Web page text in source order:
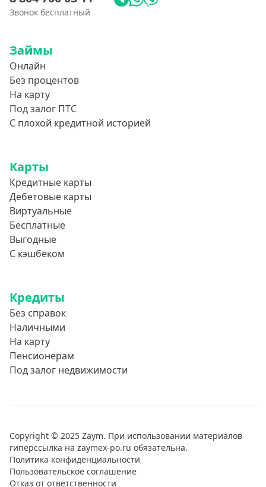
Звонок бесплатный
Займы
Онлайн
Без процентов
На карту
Под залог ПТС
С плохой кредитной историей
Карты
Кредитные карты
Дебетовые карты
Виртуальные
Бесплатные
Выгодные
С кэшбеком
Кредиты
Без справок
Наличными
На карту
Пенсионерам
Под залог недвижимости
Copyright © 2025 Zaym. При использовании материалов
гиперссылка на zaymex-po.ru обязательна.
Политика конфиденциальности
Пользовательское соглашение
Отказ от ответственности